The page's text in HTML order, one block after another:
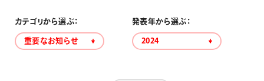
ブラッシュ（筆）
採用情報
運営会社
カテゴリから選ぶ：
重要なお知らせ
発表年から選ぶ：
2024